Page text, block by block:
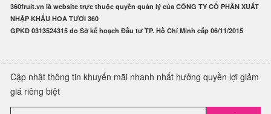
360fruit.vn là website trực thuộc quyền quản lý của CÔNG TY CỔ PHẦN XUẤT
NHẬP KHẨU HOA TƯƠI 360
GPKD 0313524315 do Sở kế hoạch Đầu tư TP. Hồ Chí Minh cấp 06/11/2015
Cập nhật thông tin khuyến mãi nhanh nhất hưởng quyền lợi giảm
giá riêng biệt